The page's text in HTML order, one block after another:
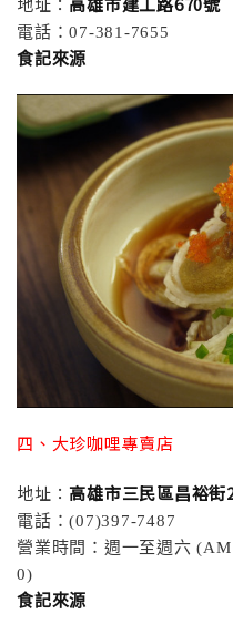
電話：07-381-7655
食記來源
四、大珍咖哩專賣店
地址：高雄市三民區昌裕街
電話：(07)397-7487
營業時間：週一至週六
0)
食記來源